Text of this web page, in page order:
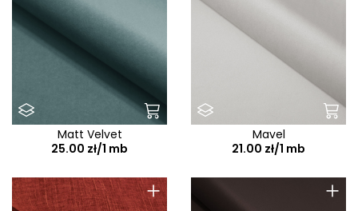
Matt Velvet
25.00 zł/1 mb
Mavel
21.00 zł/1 mb
+ +